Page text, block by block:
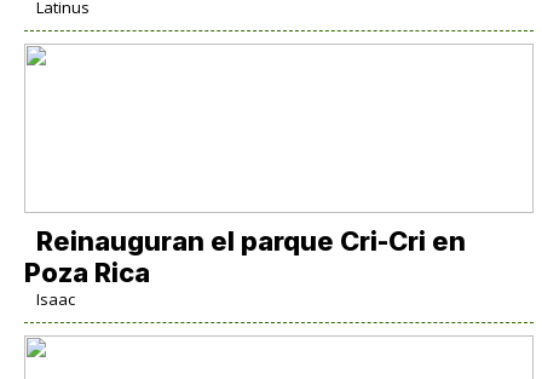
Latinus
Reinauguran el parque Cri-Cri en
Poza Rica
Isaac